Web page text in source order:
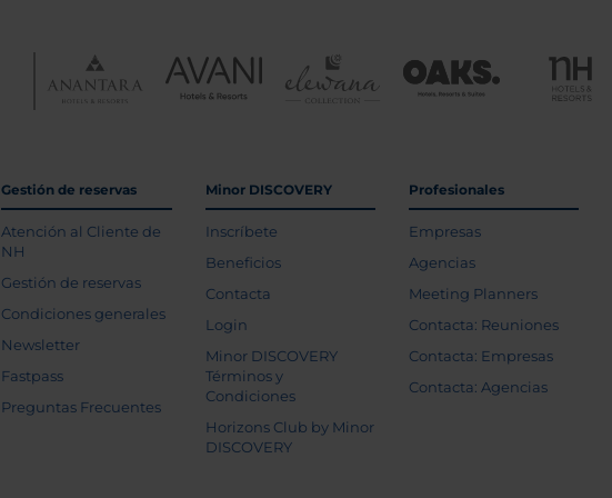
Gestión de reservas
Atención al Cliente de
NH
Gestión de reservas
Condiciones generales
Newsletter
Fastpass
Preguntas Frecuentes
Minor DISCOVERY
Inscríbete
Beneficios
Contacta
Login
Minor DISCOVERY
Términos y
Condiciones
Horizons Club by Minor
DISCOVERY
Profesionales
Empresas
Agencias
Meeting Planners
Contacta: Reuniones
Contacta: Empresas
Contacta: Agencias